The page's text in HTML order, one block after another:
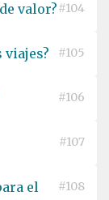
valor?#104
viajes? #105
#106
#107
el
#108